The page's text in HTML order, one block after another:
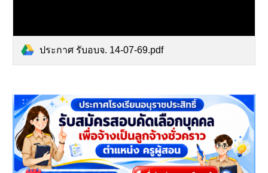
ประกาศ รับอบจ. 14-07-69.pdf